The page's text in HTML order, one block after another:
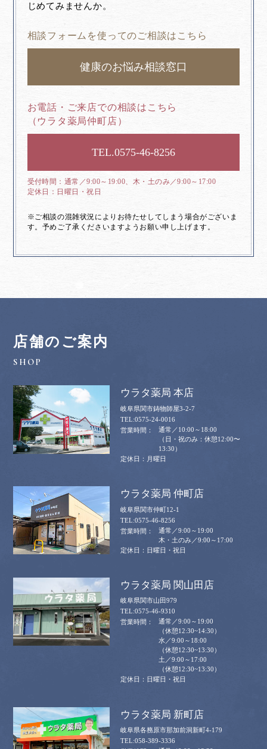
じめてみませんか。
相談フォームを使ってのご相談はこちら
健康のお悩み相談窓口
お電話・ご来店での相談はこちら
（ウラタ薬局仲町店）
0575-46-8256
通常／9:00～19:00、木・土のみ／9:00～17:00
日曜日・祝日
※ご相談の混雑状況によりお待たせしてしまう場合がございま
す。予めご了承くださいますようお願い申し上げます。
店舗のご案内
ウラタ薬局 本店
岐阜県関市鋳物師屋3-2-7
0575-24-0016
通常／10:00～18:00
（日・祝のみ：休憩12:00〜
13:30）
月曜日
ウラタ薬局 仲町店
岐阜県関市仲町12-1
0575-46-8256
通常／9:00～19:00
木・土のみ／9:00～17:00
日曜日・祝日
ウラタ薬局 関山田店
岐阜県関市山田979
0575-46-9310
通常／9:00～19:00
（休憩12:30~14:30）
水／9:00～18:00
（休憩12:30~13:30）
土／9:00～17:00
（休憩12:30~13:30）
日曜日・祝日
ウラタ薬局 新町店
岐阜県各務原市那加前洞新町4-179
058-389-3336